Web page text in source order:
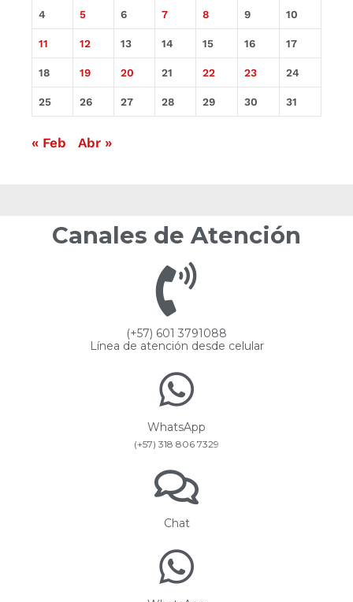
4 5 6 7 8 9 10
11 12 13 14 15 16 17
18 19 20 21 22 23 24
25 26 27 28 29 30 31
« Feb Abr »
Canales de Atención
(+57) 601 3791088
Línea de atención desde celular
WhatsApp
(+57) 318 806 7329
Chat